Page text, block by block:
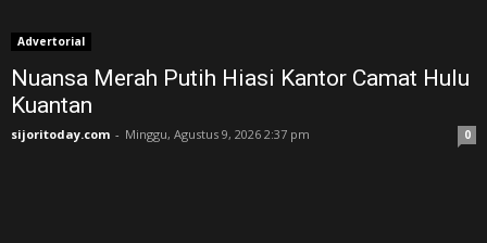
Advertorial
Nuansa Merah Putih Hiasi Kantor Camat Hulu
Kuantan
sijoritoday.com - Minggu, Agustus 9, 2026 2:37 pm 0